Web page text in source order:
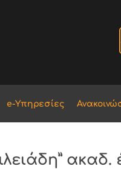
e-Υπηρεσίες
ακαδ.